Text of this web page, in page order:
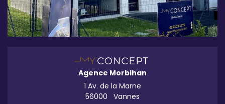
Agence Morbihan
1 Av. de la Marne
56000
Vannes